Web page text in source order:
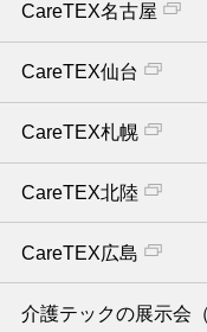
CareTEX名古屋
CareTEX仙台
CareTEX札幌
CareTEX北陸
CareTEX広島
介護テックの展示会